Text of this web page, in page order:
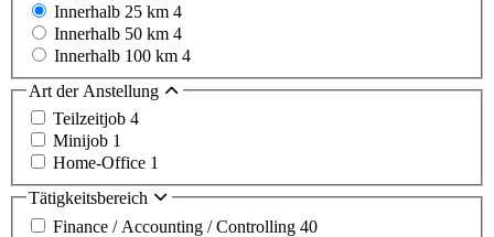
Innerhalb 25 km 4
Innerhalb 50 km 4
Innerhalb 100 km 4
Art der Anstellung
Teilzeitjob 4
Minijob 1
Home-Office 1
Tätigkeitsbereich
Finance / Accounting / Controlling 40